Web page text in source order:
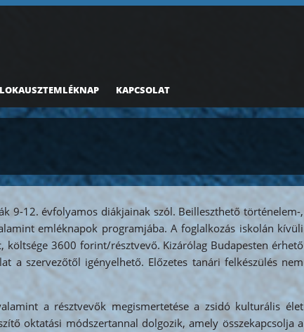
KAPCSOLAT
9-12. évfolyamos diákjainak szól. Beilleszthető történelem-,
emléknapok programjába. A foglalkozás iskolán kívüli
3600 forint/résztvevő. Kizárólag Budapesten érhető
a szervezőtől igényelhető. Előzetes tanári felkészülés nem
a résztvevők megismertetése a zsidó kulturális élet
oktatási módszertannal dolgozik, amely összekapcsolja a